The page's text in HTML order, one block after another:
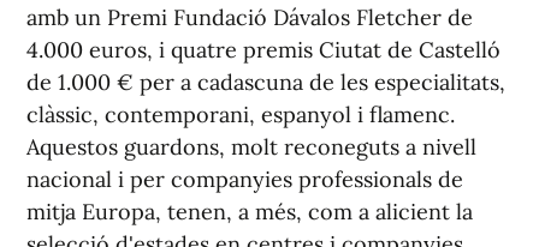
amb un Premi Fundació Dávalos Fletcher de
4.000 euros, i quatre premis Ciutat de Castelló
de 1.000 € per a cadascuna de les especialitats,
clàssic, contemporani, espanyol i flamenc.
Aquestos guardons, molt reconeguts a nivell
nacional i per companyies professionals de
mitja Europa, tenen, a més, com a alicient la